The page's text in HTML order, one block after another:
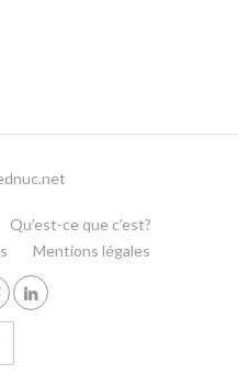
Qu’est-ce que c’est?
Mentions légales